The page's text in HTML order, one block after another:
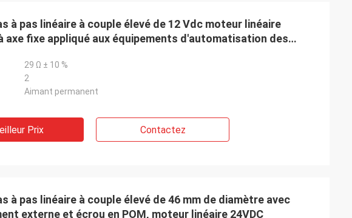
à pas linéaire à couple élevé de 12 Vdc moteur linéaire
axe fixe appliqué aux équipements d'automatisation des
29 Ω ± 10 %
2
Aimant permanent
Prix Contactez
à pas linéaire à couple élevé de 46 mm de diamètre avec
externe et écrou en POM, moteur linéaire 24VDC